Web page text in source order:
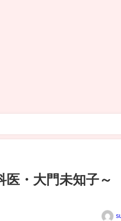
医・大門未知子～